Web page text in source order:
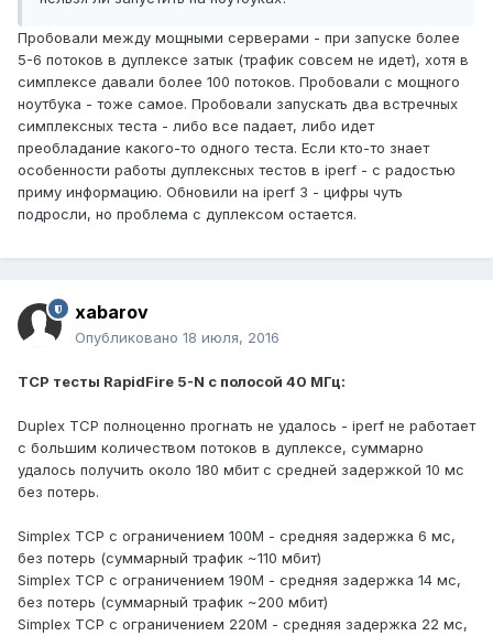
Пробовали между мощными серверами - при запуске более
5-6 потоков в дуплексе затык (трафик совсем не идет), хотя в
симплексе давали более 100 потоков. Пробовали с мощного
ноутбука - тоже самое. Пробовали запускать два встречных
симплексных теста - либо все падает, либо идет
преобладание какого-то одного теста. Если кто-то знает
особенности работы дуплексных тестов в iperf - с радостью
приму информацию. Обновили на iperf 3 - цифры чуть
подросли, но проблема с дуплексом остается.
xabarov
Опубликовано 18 июля, 2016
TCP тесты RapidFire 5-N с полосой 40 МГц:
Duplex TCP полноценно прогнать не удалось - iperf не работает
с большим количеством потоков в дуплексе, суммарно
удалось получить около 180 мбит с средней задержкой 10 мс
без потерь.
Simplex TCP с ограничением 100М - средняя задержка 6 мс,
без потерь (суммарный трафик ~110 мбит)
Simplex TCP с ограничением 190М - средняя задержка 14 мс,
без потерь (суммарный трафик ~200 мбит)
Simplex TCP с ограничением 220М - средняя задержка 22 мс,